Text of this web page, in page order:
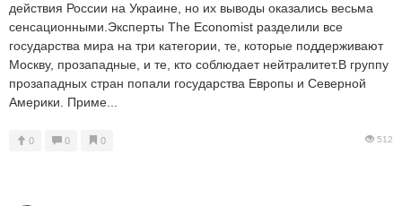
действия России на Украине, но их выводы оказались весьма
сенсационными.Эксперты The Economist разделили все
государства мира на три категории, те, которые поддерживают
Москву, прозападные, и те, кто соблюдает нейтралитет.В группу
прозападных стран попали государства Европы и Северной
Америки. Приме...
0 0 0 512